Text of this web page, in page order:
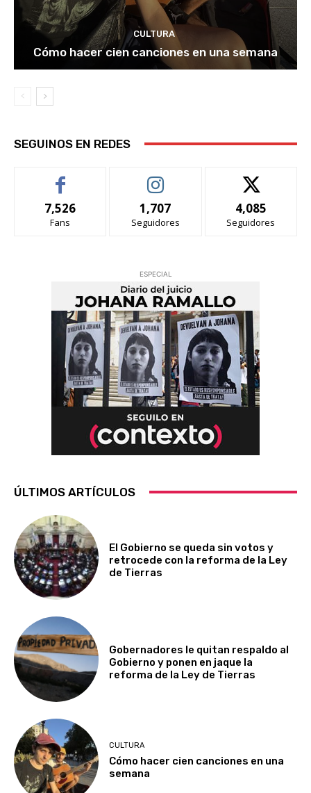
CULTURA
Cómo hacer cien canciones en una semana
SEGUINOS EN REDES
7,526
Fans
1,707
Seguidores
4,085
Seguidores
ESPECIAL
ÚLTIMOS ARTÍCULOS
El Gobierno se queda sin votos y
retrocede con la reforma de la Ley
de Tierras
Gobernadores le quitan respaldo al
Gobierno y ponen en jaque la
reforma de la Ley de Tierras
CULTURA
Cómo hacer cien canciones en una
semana